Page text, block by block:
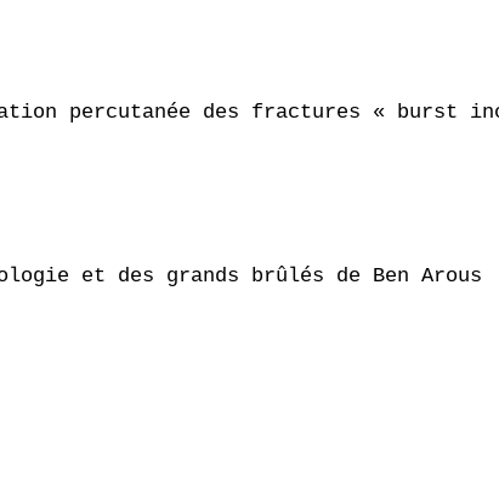
percutanée des fractures « burst
et des grands brûlés de Ben Arous